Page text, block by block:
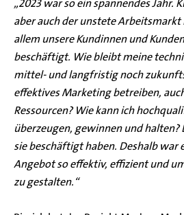
„2023 war so ein spannendes Jahr.
aber auch der unstete Arbeitsmarkt
allem unsere Kundinnen und
beschäftigt. Wie bleibt meine
mittel- und langfristig noch
effektives Marketing betreiben,
Ressourcen? Wie kann ich
überzeugen, gewinnen und halten?
sie beschäftigt haben. Deshalb war
Angebot so effektiv, effizient und
zu gestalten.“